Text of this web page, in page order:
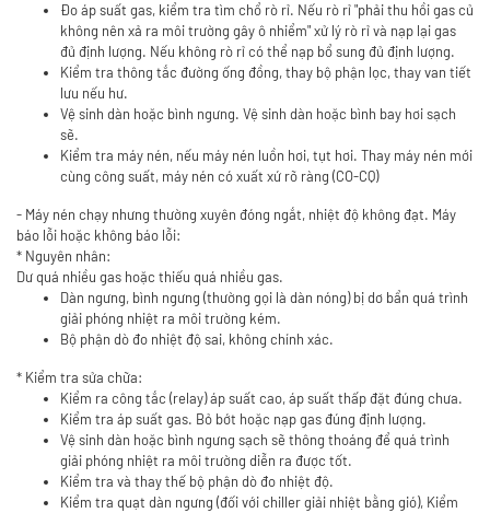
Đo áp suất gas, kiểm tra tìm chổ rò rỉ. Nếu rò rỉ "phải thu hồi gas củ
không nên xả ra môi trường gây ô nhiểm" xử lý rò rỉ và nạp lại gas
đủ định lượng. Nếu không rò rỉ có thể nạp bổ sung đủ định lượng.
Kiểm tra thông tắc đường ống đồng, thay bộ phận lọc, thay van tiết
lưu nếu hư.
Vệ sinh dàn hoặc bình ngưng. Vệ sinh dàn hoặc bình bay hơi sạch
sẽ.
Kiểm tra máy nén, nếu máy nén luồn hơi, tụt hơi. Thay máy nén mới
cùng công suất, máy nén có xuất xứ rõ ràng (CO-CQ)
- Máy nén chạy nhưng thường xuyên đóng ngắt, nhiệt độ không đạt. Máy
báo lỗi hoặc không báo lỗi:
* Nguyên nhân:
Dư quá nhiều gas hoặc thiếu quá nhiều gas.
Dàn ngưng, bình ngưng (thường gọi là dàn nóng) bị dơ bẩn quá trình
giải phóng nhiệt ra môi trường kém.
Bộ phận dò đo nhiệt độ sai, không chính xác.
* Kiểm tra sửa chữa:
Kiểm ra công tắc (relay) áp suất cao, áp suất thấp đặt đúng chưa.
Kiểm tra áp suất gas. Bỏ bớt hoặc nạp gas đúng định lượng.
Vệ sinh dàn hoặc bình ngưng sạch sẽ thông thoáng để quá trình
giải phóng nhiệt ra môi trường diễn ra được tốt.
Kiểm tra và thay thế bộ phận dò đo nhiệt độ.
Kiểm tra quạt dàn ngưng (đối với chiller giải nhiệt bằng gió), Kiểm